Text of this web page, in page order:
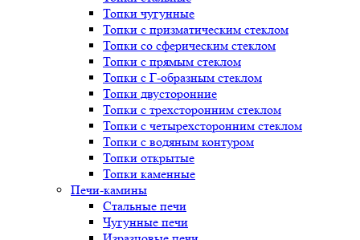
Топки чугунные
Топки с призматическим стеклом
Топки со сферическим стеклом
Топки с прямым стеклом
Топки с Г-образным стеклом
Топки двусторонние
Топки с трехсторонним стеклом
Топки с четырехсторонним стеклом
Топки с водяным контуром
Топки открытые
Топки каменные
Печи-камины
Стальные печи
Чугунные печи